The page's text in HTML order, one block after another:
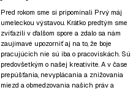
Pred rokom sme si pripomínali Prvý máj
umeleckou výstavou . Krátko predtým sme
zvíťazili v ďalšom spore a zdalo sa nám
zaujímavé upozorniť aj na to, že boje
pracujúcich nie sú iba o pracoviskách. Sú
predovšetkým o našej kreativite. A v čase
prepúšťania, nevyplácania a znižovania
miezd a obmedzovania našich práv a